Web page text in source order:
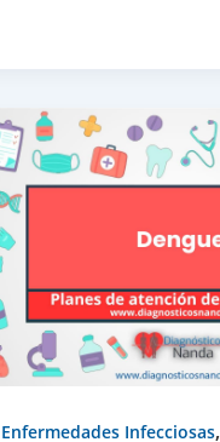
Enfermedades Infecciosas,